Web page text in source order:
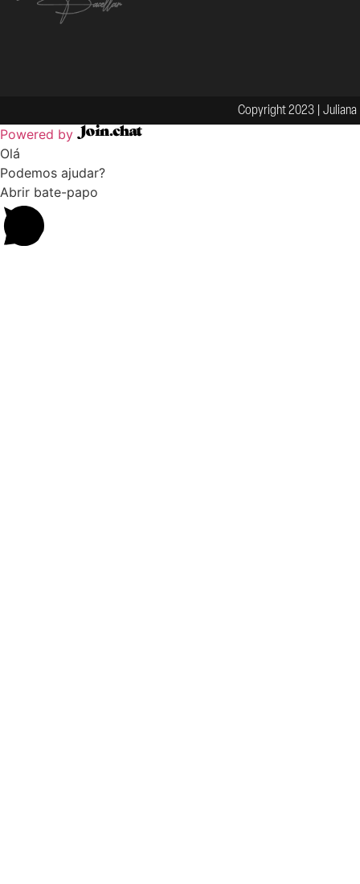
Copyright 2023 | Juliana
Powered by
Olá
Podemos ajudar?
Abrir bate-papo